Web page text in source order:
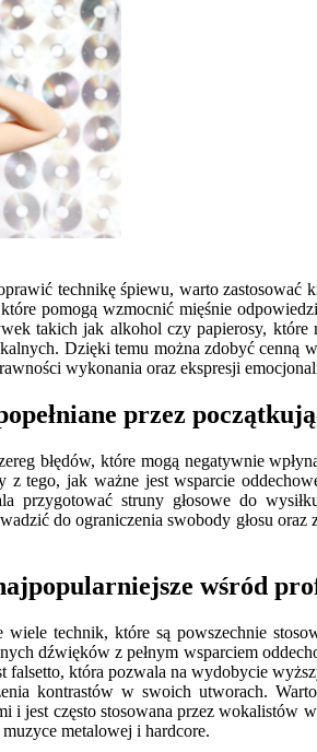
technikę śpiewu, warto zastosować
pomogą wzmocnić mięśnie
takich jak alkohol czy papierosy,
Dzięki temu można zdobyć cenną
wykonania oraz ekspresji
przez
błędów, które mogą negatywnie
z tego, jak ważne jest wsparcie
przygotować struny głosowe do
do ograniczenia swobody głosu
wśród
technik, które są powszechnie
dźwięków z pełnym wsparciem
falsetto, która pozwala na wydobycie
kontrastów w swoich utworach.
i jest często stosowana przez
metalowej i hardcore.